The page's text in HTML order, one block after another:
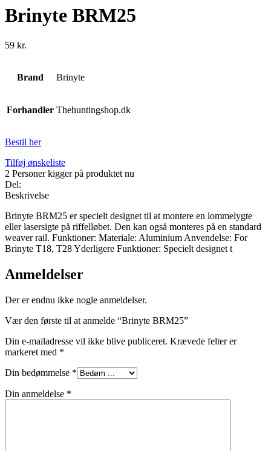
Brinyte BRM25
59 kr.
Brand Brinyte
Forhandler Thehuntingshop.dk
Bestil her
Tilføj ønskeliste
2 Personer kigger på produktet nu
Del:
Beskrivelse
Brinyte BRM25 er specielt designet til at montere en lommelygte
eller lasersigte på riffelløbet. Den kan også monteres på en standard
weaver rail. Funktioner: Materiale: Aluminium Anvendelse: For
Brinyte T18, T28 Yderligere Funktioner: Specielt designet t
Anmeldelser
Der er endnu ikke nogle anmeldelser.
Vær den første til at anmelde “Brinyte BRM25”
Din e-mailadresse vil ikke blive publiceret. Krævede felter er
markeret med *
Din bedømmelse *
Din anmeldelse *